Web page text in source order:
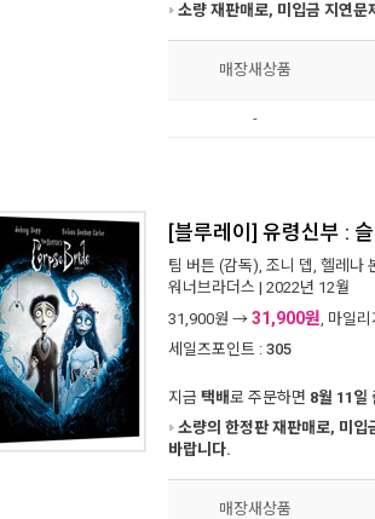
소량 재판매로, 미입금 지연문
매장새상품
-
[블루레이] 유령신부 :
팀 버튼 (감독), 조니 뎁, 헬레나
워너브라더스 | 2022년 12월
31,900원 → 31,900원, 마일리
세일즈포인트 : 305
지금 택배로 주문하면 8월 11일
소량의 한정판 재판매로, 미입
바랍니다.
매장새상품